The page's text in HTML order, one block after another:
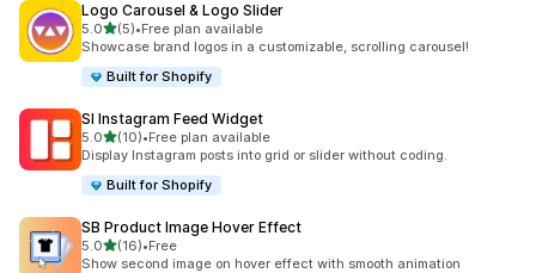
Logo Carousel & Logo Slider
5.0별 5개 중
(5)
총 리뷰 5개
•Free plan available
Showcase brand logos in a customizable, scrolling carousel!
Built for Shopify
SI Instagram Feed Widget
5.0별 5개 중
(10)
총 리뷰 10개
•Free plan available
Display Instagram posts into grid or slider without coding.
Built for Shopify
SB Product Image Hover Effect
5.0별 5개 중
(16)
총 리뷰 16개
•Free
Show second image on hover effect with smooth animation